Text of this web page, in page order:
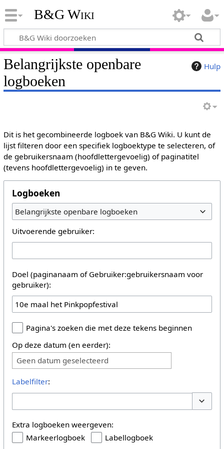
B&G Wiki
Hulp
Belangrijkste openbare
logboeken
Dit is het gecombineerde logboek van B&G Wiki. U kunt de
lijst filteren door een specifiek logboektype te selecteren, of
de gebruikersnaam (hoofdlettergevoelig) of paginatitel
(tevens hoofdlettergevoelig) in te geven.
Logboeken
Belangrijkste openbare logboeken
Uitvoerende gebruiker:
Doel (paginanaam of Gebruiker:gebruikersnaam voor
gebruiker):
Pagina's zoeken die met deze tekens beginnen
Op deze datum (en eerder):
Geen datum geselecteerd
Labelfilter:
Extra logboeken weergeven:
Markeerlogboek
Labellogboek